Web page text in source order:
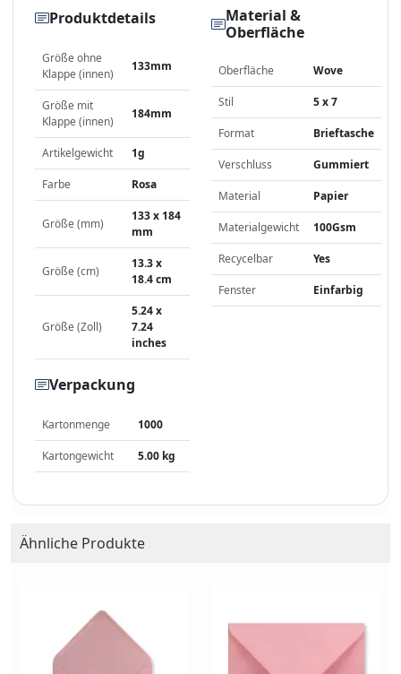
Produktdetails
Größe ohne
Klappe (innen)
133mm
Größe mit
Klappe (innen)
184mm
Artikelgewicht 1g
Farbe Rosa
Größe (mm)
133 x 184
mm
Größe (cm)
13.3 x
18.4 cm
Größe (Zoll)
5.24 x
7.24
inches
Material &
Oberfläche
Oberfläche Wove
Stil 5 x 7
Format Brieftasche
Verschluss Gummiert
Material Papier
Materialgewicht 100Gsm
Recycelbar Yes
Fenster Einfarbig
Verpackung
Kartonmenge 1000
Kartongewicht 5.00 kg
Ähnliche Produkte